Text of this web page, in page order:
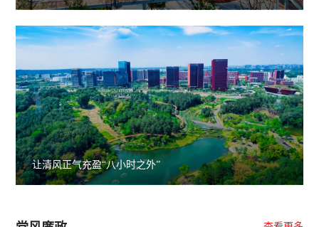
职本领
让清风正气充盈“八小时之外”